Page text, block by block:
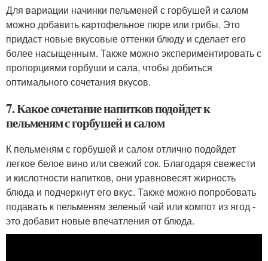
Для вариации начинки пельменей с горбушей и салом
можно добавить картофельное пюре или грибы. Это
придаст новые вкусовые оттенки блюду и сделает его
более насыщенным. Также можно экспериментировать с
пропорциями горбуши и сала, чтобы добиться
оптимального сочетания вкусов.
7. Какое сочетание напитков подойдет к
пельменям с горбушей и салом
К пельменям с горбушей и салом отлично подойдет
легкое белое вино или свежий сок. Благодаря свежести
и кислотности напитков, они уравновесят жирность
блюда и подчеркнут его вкус. Также можно попробовать
подавать к пельменям зеленый чай или компот из ягод -
это добавит новые впечатления от блюда.